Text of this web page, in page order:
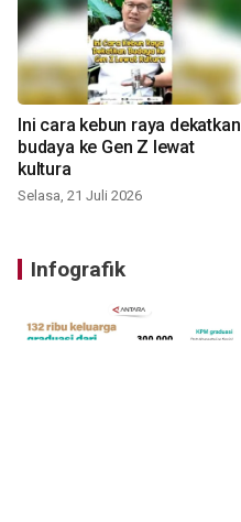
Ini cara kebun raya dekatkan
budaya ke Gen Z lewat
kultura
Selasa, 21 Juli 2026
Infografik